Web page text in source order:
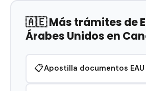
🇦🇪 Más trámites de
Árabes Unidos en
📋Apostilla documentos EAU